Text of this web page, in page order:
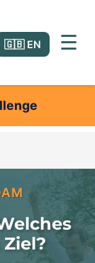
🇬🇧 EN ☰